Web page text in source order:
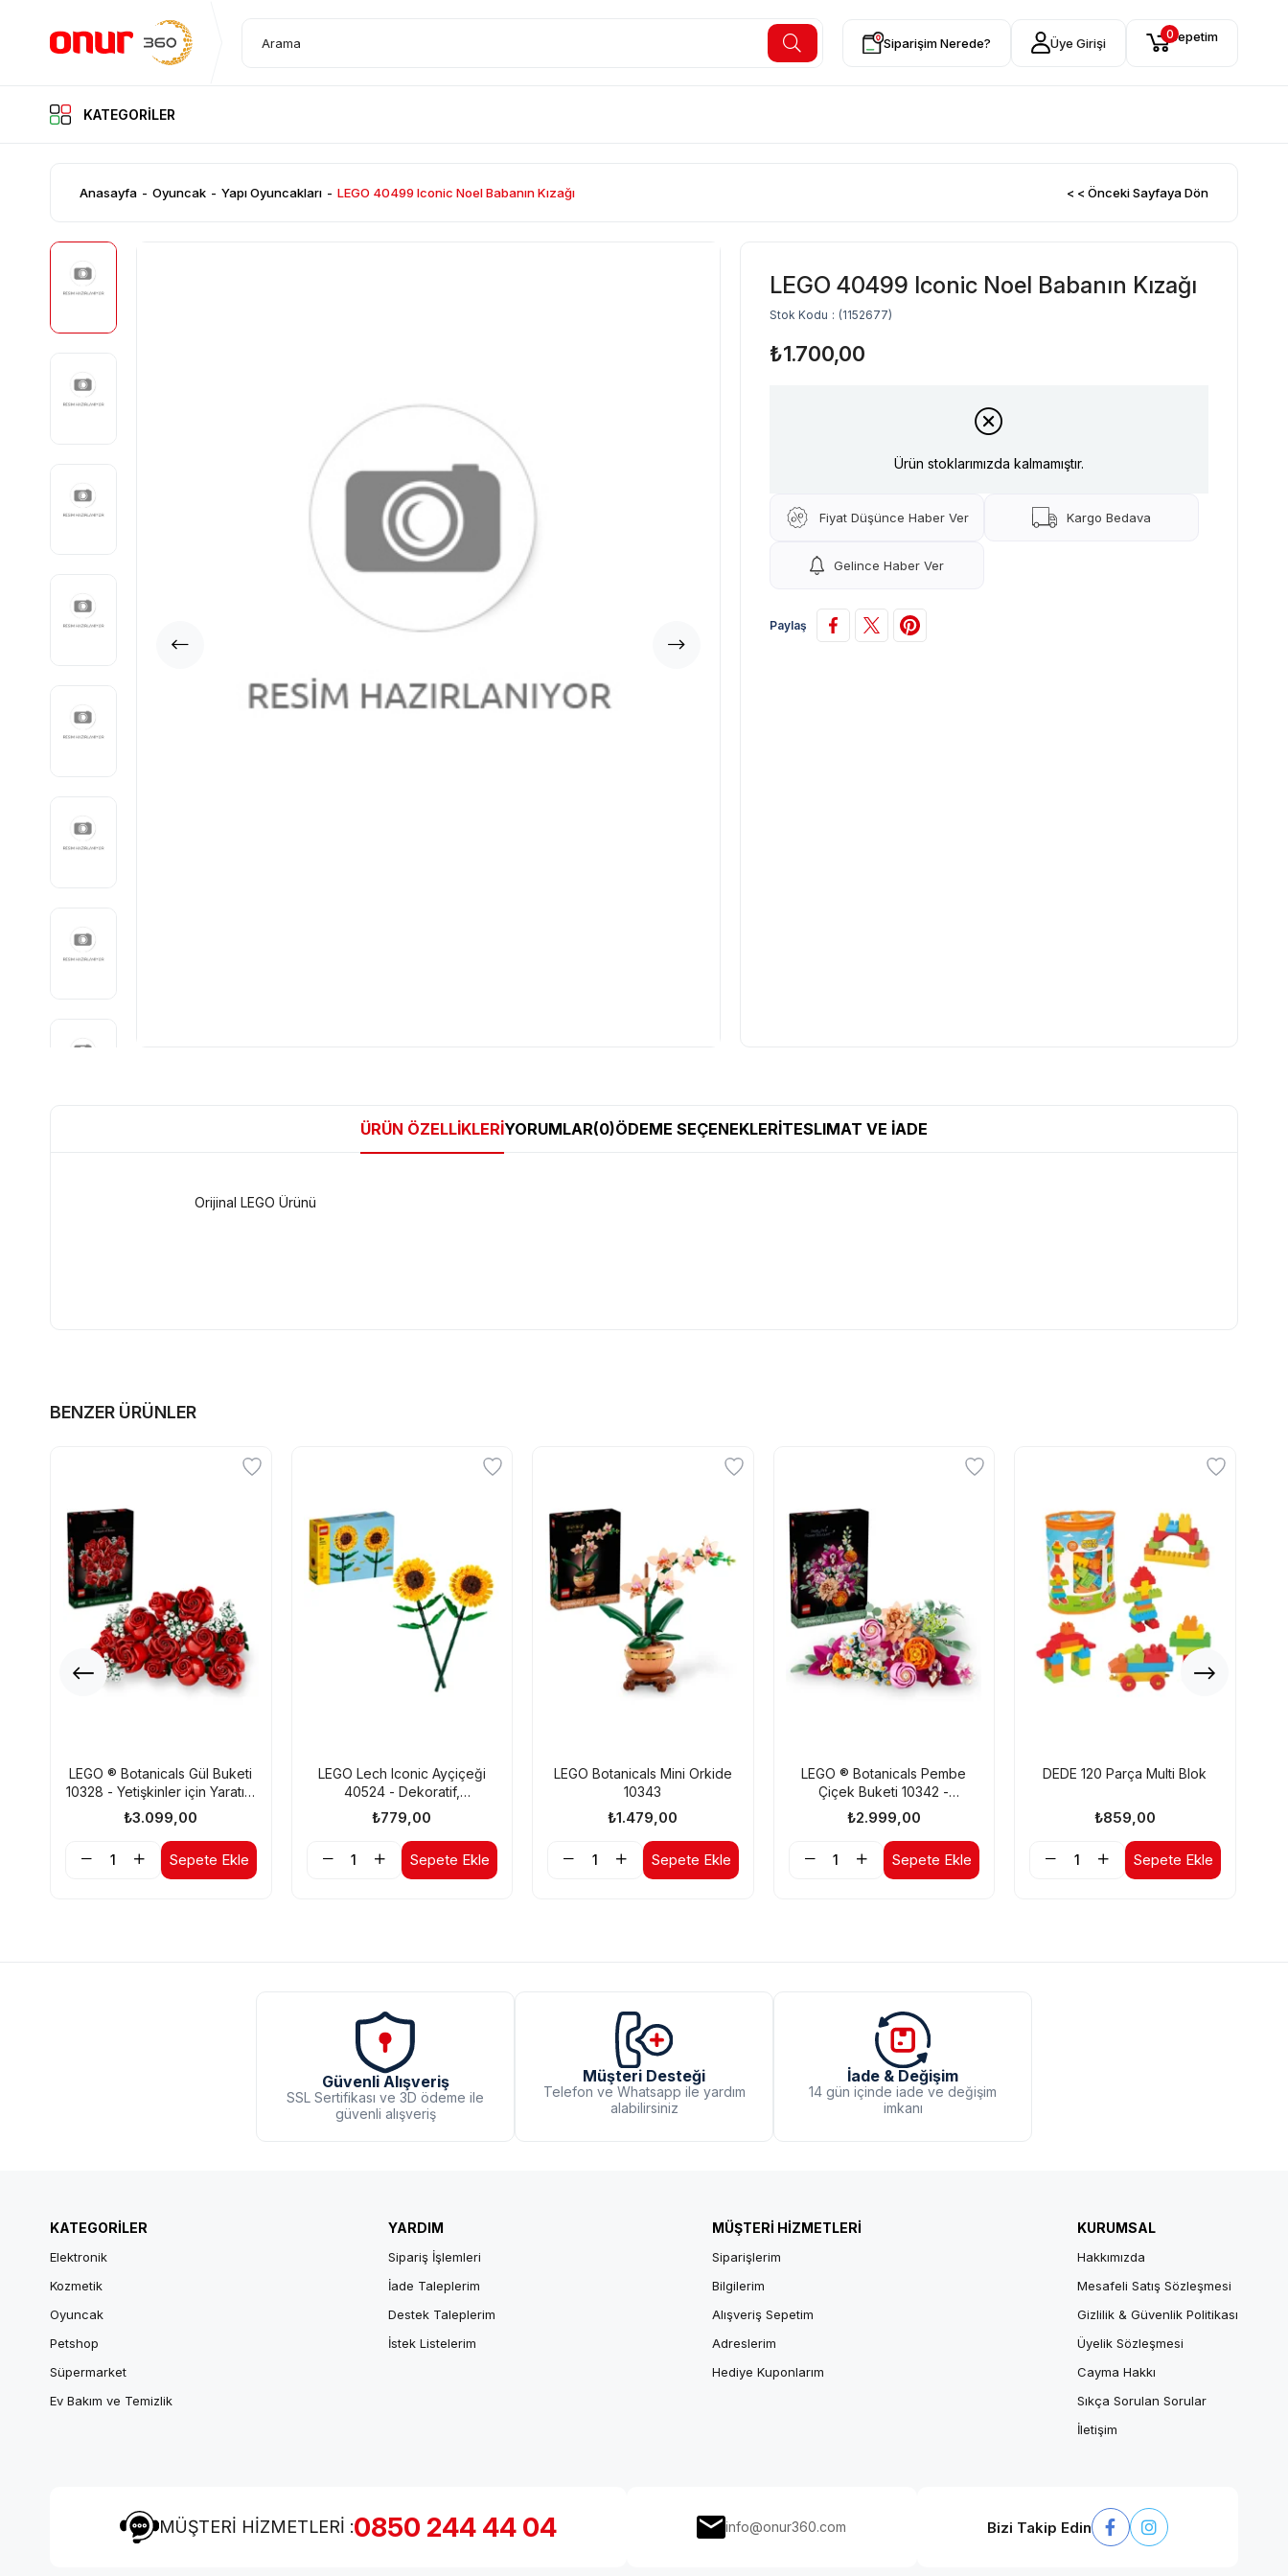
KATEGORİLER Siparişim Nerede? Üye Girişi Sepetim
0
KATEGORİLER
Anasayfa Oyuncak Yapı Oyuncakları LEGO 40499 Iconic Noel Babanın Kızağı < < Önceki Sayfaya Dön
LEGO 40499 Iconic Noel Babanın Kızağı
Stok Kodu (1152677)
₺1.700,00
Ürün stoklarımızda kalmamıştır.
Fiyat Düşünce Haber Ver Kargo Bedava
Gelince Haber Ver
Paylaş
ÜRÜN ÖZELLIKLERIYORUMLAR(0)ÖDEME SEÇENEKLERITESLIMAT VE İADE
Orijinal LEGO Ürünü
BENZER ÜRÜNLER
LEGO ® Botanicals Gül Buketi
10328 - Yetişkinler için Yaratıcı
Çiçek Model Yapım Seti
(822P)
₺3.099,00
Sepete Ekle
LEGO Lech Iconic Ayçiçeği
40524 - Dekoratif,
Koleksiyonluk ve
Sergilenebilir Çiçek Modeli
Yapım Set
₺779,00
Sepete Ekle
LEGO Botanicals Mini Orkide
10343
₺1.479,00
Sepete Ekle
LEGO ® Botanicals Pembe
Çiçek Buketi 10342 -
Yetişkinler için Dekoratif
Çiçek Yapım Seti (749 Parça)
₺2.999,00
Sepete Ekle
DEDE 120 Parça Multi Blok
₺859,00
Sepete Ekle
Güvenli Alışveriş
SSL Sertifikası ve 3D ödeme ile
güvenli alışveriş
Müşteri Desteği
Telefon ve Whatsapp ile yardım
alabilirsiniz
İade & Değişim
14 gün içinde iade ve değişim
imkanı
KATEGORİLER
Elektronik
Kozmetik
Oyuncak
Petshop
Süpermarket
Ev Bakım ve Temizlik
YARDIM
Sipariş İşlemleri
İade Taleplerim
Destek Taleplerim
İstek Listelerim
MÜŞTERİ HİZMETLERİ
Siparişlerim
Bilgilerim
Alışveriş Sepetim
Adreslerim
Hediye Kuponlarım
KURUMSAL
Hakkımızda
Mesafeli Satış Sözleşmesi
Gizlilik & Güvenlik Politikası
Üyelik Sözleşmesi
Cayma Hakkı
Sıkça Sorulan Sorular
İletişim
MÜŞTERİ HİZMETLERİ :0850 244 44 04 info@onur360.com Bizi Takip Edin